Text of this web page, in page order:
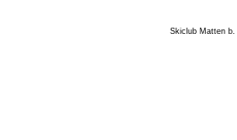
Skiclub Matten